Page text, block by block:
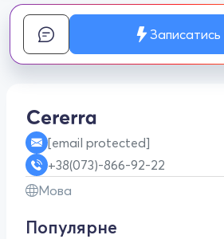
[email protected]
+38(073)-866-92-22
Мова
Популярне